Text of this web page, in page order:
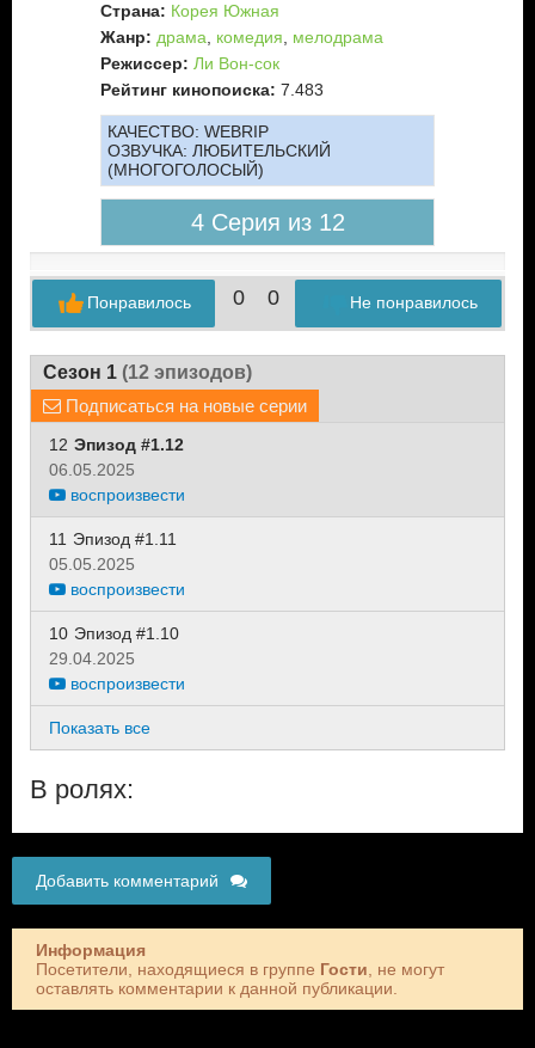
Страна: Корея Южная
Жанр: драма, комедия, мелодрама
Режиссер: Ли Вон-сок
Рейтинг кинопоиска: 7.483
КАЧЕСТВО: WEBRIP
ОЗВУЧКА: ЛЮБИТЕЛЬСКИЙ
(МНОГОГОЛОСЫЙ)
4 Серия из 12
0 0 Не понравилось
Понравилось
Сезон 1 (12 эпизодов)
Подписаться на новые серии
12 Эпизод #1.12
06.05.2025
воспроизвести
11 Эпизод #1.11
05.05.2025
воспроизвести
10 Эпизод #1.10
29.04.2025
воспроизвести
Показать все
В ролях:
Добавить комментарий
Информация
Посетители, находящиеся в группе Гости, не могут
оставлять комментарии к данной публикации.